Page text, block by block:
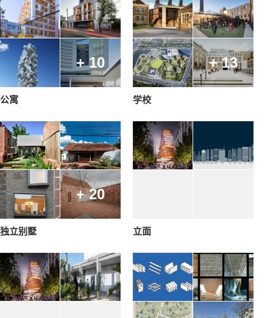
+ 10
公寓
+ 13
学校
+ 20
独立别墅 立面